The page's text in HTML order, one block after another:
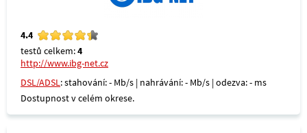
4.4
testů celkem:4
http://www.ibg-net.cz
DSL/ADSL: stahování: - Mb/s | nahrávání: - Mb/s | odezva: - ms
Dostupnost v celém okrese.